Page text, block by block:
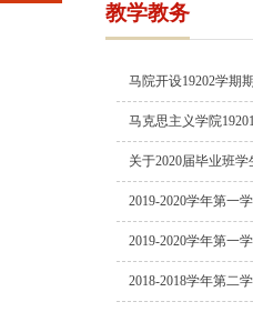
教学教务
马院开设19202学期
马克思主义学院
关于2020届毕业班
2019-2020学年第一
2019-2020学年第一
2018-2018学年第二